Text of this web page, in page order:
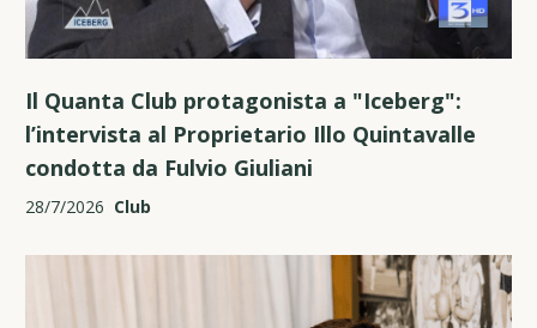
Il Quanta Club protagonista a "Iceberg":
l’intervista al Proprietario Illo Quintavalle
condotta da Fulvio Giuliani
28/7/2026 Club